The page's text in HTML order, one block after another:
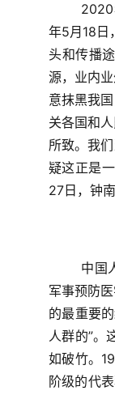
2020
年5月 18 日
头和传播
源，业内
意抹黑我
关各国和
所致。我
疑这正是
27 日，钟
中国
军事预防
的最重要
人群的”。
如破竹。
阶级的代